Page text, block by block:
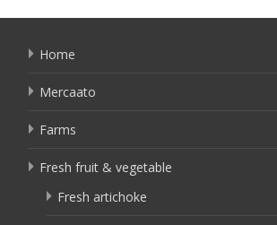
Home
Mercaato
Farms
Fresh fruit & vegetable
Fresh artichoke